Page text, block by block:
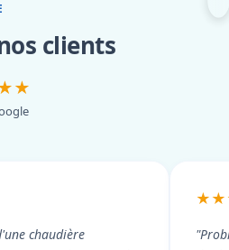
clients
chaudière